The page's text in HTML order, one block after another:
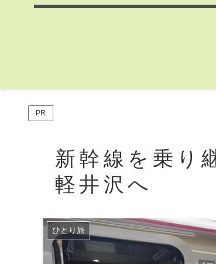
PR
新幹線を乗り
軽井沢へ
ひとり旅